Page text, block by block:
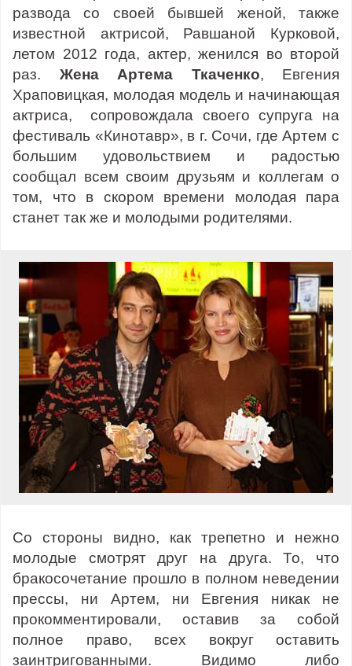
развода со своей бывшей женой, также
известной актрисой, Равшаной Курковой,
летом 2012 года, актер, женился во второй
раз. Жена Артема Ткаченко, Евгения
Храповицкая, молодая модель и начинающая
актриса, сопровождала своего супруга на
фестиваль «Кинотавр», в г. Сочи, где Артем с
большим удовольствием и радостью
сообщал всем своим друзьям и коллегам о
том, что в скором времени молодая пара
станет так же и молодыми родителями.
Со стороны видно, как трепетно и нежно
молодые смотрят друг на друга. То, что
бракосочетание прошло в полном неведении
прессы, ни Артем, ни Евгения никак не
прокомментировали, оставив за собой
полное право, всех вокруг оставить
заинтригованными. Видимо либо